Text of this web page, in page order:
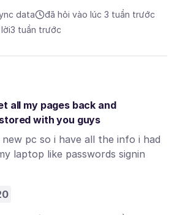
data
đã hỏi vào lúc 3 tuần trước
3 tuần trước
all my pages back and
with you guys
pc so i have all the info i had
laptop like passwords signin